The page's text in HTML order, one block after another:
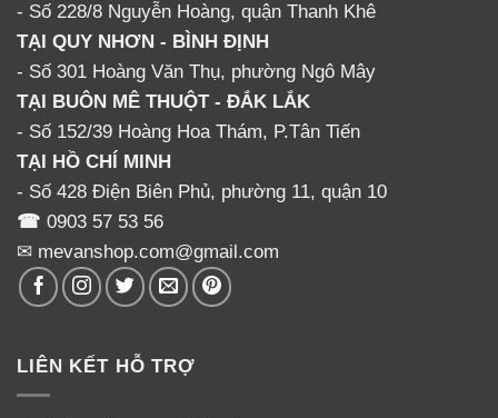
- Số 228/8 Nguyễn Hoàng, quận Thanh Khê
TẠI QUY NHƠN - BÌNH ĐỊNH
- Số 301 Hoàng Văn Thụ, phường Ngô Mây
TẠI BUÔN MÊ THUỘT - ĐẮK LẮK
- Số 152/39 Hoàng Hoa Thám, P.Tân Tiến
TẠI HỒ CHÍ MINH
- Số 428 Điện Biên Phủ, phường 11, quận 10
☎ 0903 57 53 56
✉ mevanshop.com@gmail.com
LIÊN KẾT HỖ TRỢ